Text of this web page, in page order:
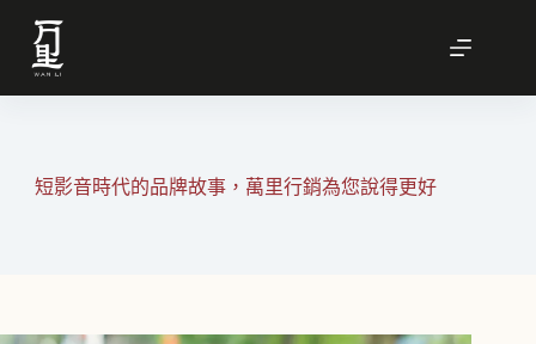
要
短影音時代的品牌故事，萬里行銷為您說得更好